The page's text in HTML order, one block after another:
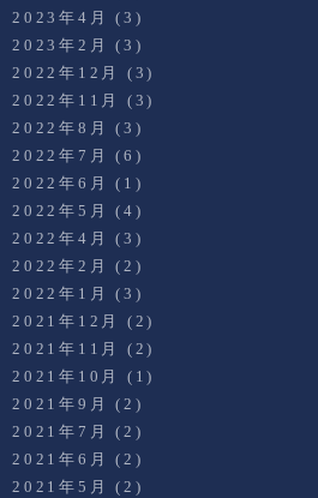
2023年4月
(3)
2023年2月
(3)
2022年12月
(3)
2022年11月
(3)
2022年8月
(3)
2022年7月
(6)
2022年6月
(1)
2022年5月
(4)
2022年4月
(3)
2022年2月
(2)
2022年1月
(3)
2021年12月
(2)
2021年11月
(2)
2021年10月
(1)
2021年9月
(2)
2021年7月
(2)
2021年6月
(2)
2021年5月
(2)